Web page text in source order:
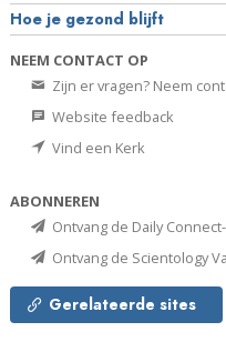
Hoe je gezond blijft
NEEM CONTACT OP
Zijn er vragen? Neem
Website feedback
Vind een Kerk
ABONNEREN
Ontvang de Daily
Ontvang de Scientology
Gerelateerde sites